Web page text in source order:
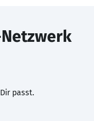
Netzwerk
passt.